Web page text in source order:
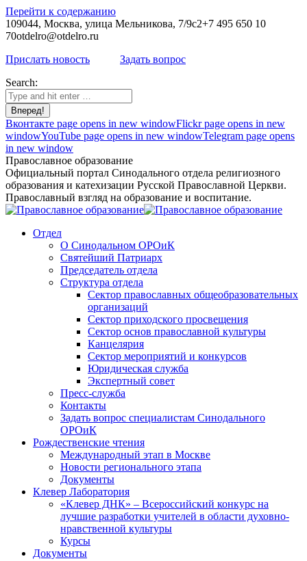
Перейти к содержанию
109044, Москва, улица Мельникова, 7/9с2+7 495 650 10
70otdelro@otdelro.ru
Прислать новость
Задать вопрос
Search:
Вконтакте page opens in new windowFlickr page opens in new
windowYouTube page opens in new windowTelegram page opens
in new window
Православное образование
Официальный портал Синодального отдела религиозного
образования и катехизации Русской Православной Церкви.
Православный взгляд на образование и воспитание.
Отдел
О Синодальном ОРОиК
Святейший Патриарх
Председатель отдела
Структура отдела
Сектор православных общеобразовательных
организаций
Сектор приходского просвещения
Сектор основ православной культуры
Канцелярия
Сектор мероприятий и конкурсов
Юридическая служба
Экспертный совет
Пресс-служба
Контакты
Задать вопрос специалистам Синодального
ОРОиК
Рождественские чтения
Международный этап в Москве
Новости регионального этапа
Документы
Клевер Лаборатория
«Клевер ДНК» – Всероссийский конкурс на
лучшие разработки учителей в области духовно-
нравственной культуры
Курсы
Документы